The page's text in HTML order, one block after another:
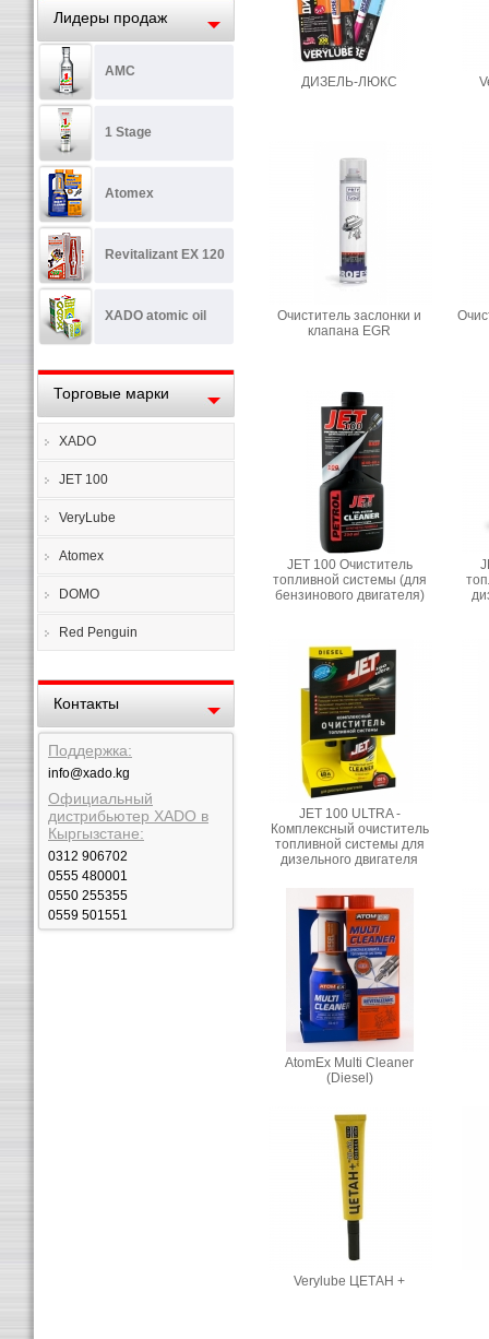
Лидеры продаж
AMC
1 Stage
Atomex
Revitalizant EX 120
XADO atomic oil
Торговые марки
XADO
JET 100
VeryLube
Atomex
DOMO
Red Penguin
Контакты
Поддержка:
info@xado.kg
Официальный
дистрибьютер XADO в
Кыргызстане:
0312 906702
0555 480001
0550 255355
0559 501551
ДИЗЕЛЬ-ЛЮКС
Очиститель заслонки и
клапана EGR
JET 100 Очиститель
топливной системы (для
бензинового двигателя)
JET 100 ULTRA -
Комплексный очиститель
топливной системы для
дизельного двигателя
AtomEx Multi Cleaner
(Diesel)
Verylube ЦЕТАН +